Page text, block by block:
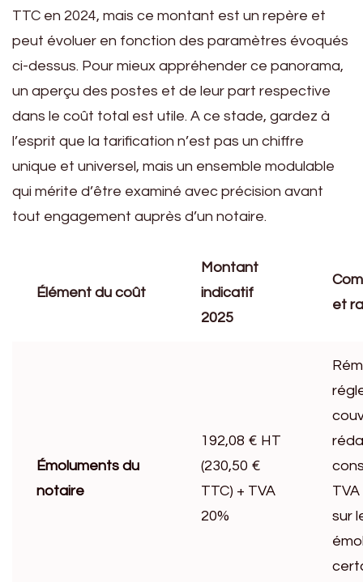
TTC en 2024, mais ce montant est un repère et
peut évoluer en fonction des paramètres évoqués
ci-dessus. Pour mieux appréhender ce panorama,
un aperçu des postes et de leur part respective
dans le coût total est utile. A ce stade, gardez à
l’esprit que la tarification n’est pas un chiffre
unique et universel, mais un ensemble modulable
qui mérite d’être examiné avec précision avant
tout engagement auprès d’un notaire.
Élément du coût
Montant
indicatif
2025
et
Émoluments du
notaire
192,08 € HT
(230,50 €
TTC) + TVA
20%
TVA
sur